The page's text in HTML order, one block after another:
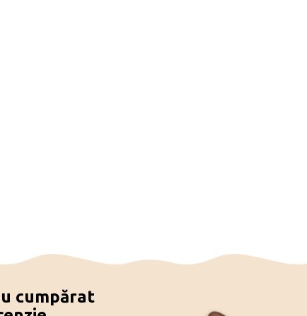
cumpărat